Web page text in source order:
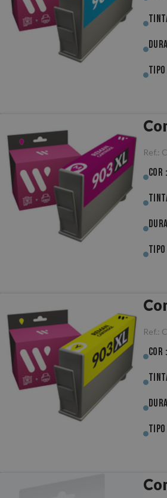
Ref.:
Cor :
Ref.:
Cor :